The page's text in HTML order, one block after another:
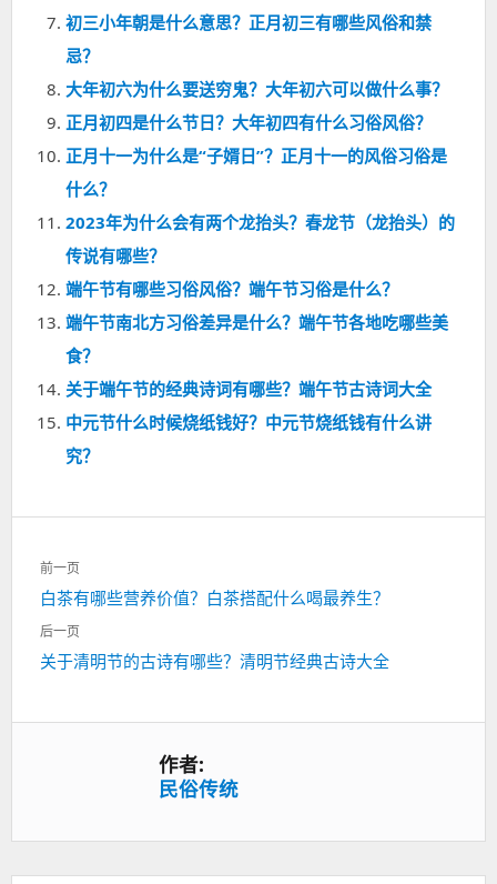
初三小年朝是什么意思？正月初三有哪些风俗和禁
忌？
大年初六为什么要送穷鬼？大年初六可以做什么事？
正月初四是什么节日？大年初四有什么习俗风俗？
正月十一为什么是“子婿日”？正月十一的风俗习俗是
什么？
2023年为什么会有两个龙抬头？春龙节（龙抬头）的
传说有哪些？
端午节有哪些习俗风俗？端午节习俗是什么？
端午节南北方习俗差异是什么？端午节各地吃哪些美
食？
关于端午节的经典诗词有哪些？端午节古诗词大全
中元节什么时候烧纸钱好？中元节烧纸钱有什么讲
究？
文
章
导
航
前一页
上
一
白茶有哪些营养价值？白茶搭配什么喝最养生？
后一页
下
关于清明节的古诗有哪些？清明节经典古诗大全
作者:
民俗传统